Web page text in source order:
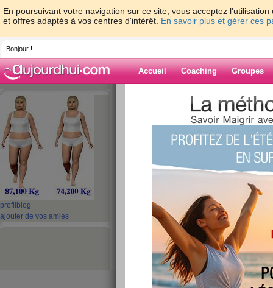
En poursuivant votre navigation sur ce site, vous acceptez
et offres adaptés à vos centres d'intérêt. En savoir plus et gérer ces
Bonjour !
Accueil Coaching Groupes
profil blog
ajouter de vos amies
> > Demain
Blog de ninou1
Demain dimanche,